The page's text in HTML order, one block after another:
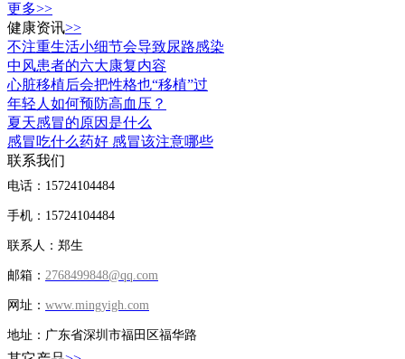
更多>>
健康资讯>>
不注重生活小细节会导致尿路感染
中风患者的六大康复内容
心脏移植后会把性格也“移植”过
年轻人如何预防高血压？
夏天感冒的原因是什么
感冒吃什么药好 感冒该注意哪些
联系我们
电话：15724104484
手机：15724104484
联系人：郑生
邮箱： 2768499848@qq.com
网址： www.mingyigh.com
地址：广东省深圳市福田区福华路